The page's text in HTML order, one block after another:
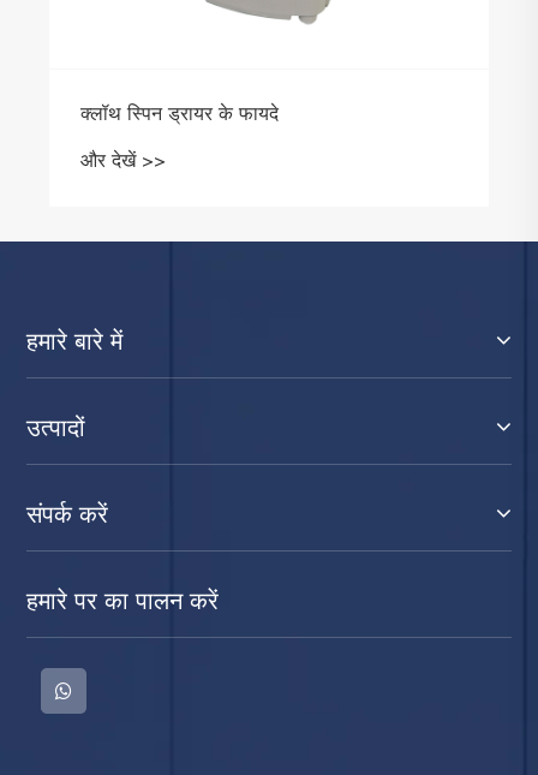
क्लॉथ स्पिन ड्रायर के फायदे
और देखें >>
हमारे बारे में
उत्पादों
संपर्क करें
हमारे पर का पालन करें